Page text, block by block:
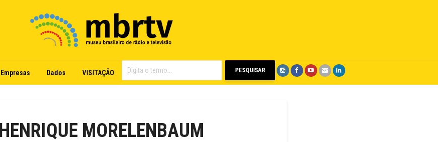
Empresas Dados VISITAÇÃO PESQUISAR
HENRIQUE MORELENBAUM